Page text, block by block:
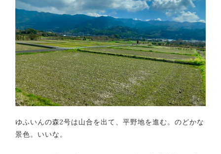
ゆふいんの森2号は山合を出て、平野地を進む。のどかな
景色。いいな。